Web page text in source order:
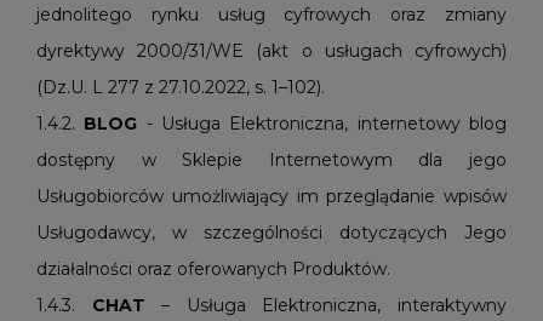
jednolitego rynku usług cyfrowych oraz zmiany
dyrektywy 2000/31/WE (akt o usługach cyfrowych)
(Dz.U. L 277 z 27.10.2022, s. 1–102).
1.4.2. BLOG - Usługa Elektroniczna, internetowy blog
dostępny w Sklepie Internetowym dla jego
Usługobiorców umożliwiający im przeglądanie wpisów
Usługodawcy, w szczególności dotyczących Jego
działalności oraz oferowanych Produktów.
1.4.3. CHAT – Usługa Elektroniczna, interaktywny